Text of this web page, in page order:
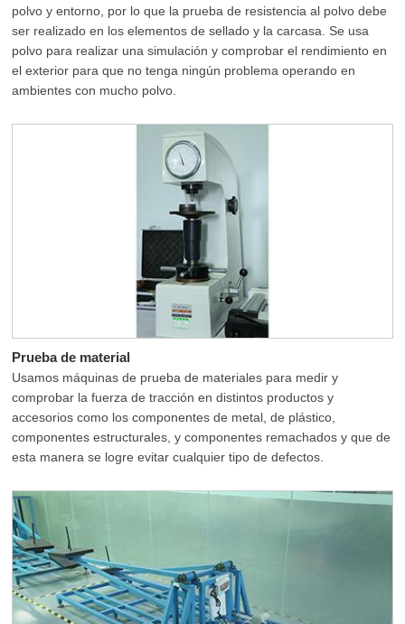
polvo y entorno, por lo que la prueba de resistencia al polvo debe
ser realizado en los elementos de sellado y la carcasa. Se usa
polvo para realizar una simulación y comprobar el rendimiento en
el exterior para que no tenga ningún problema operando en
ambientes con mucho polvo.
Prueba de material
Usamos máquinas de prueba de materiales para medir y
comprobar la fuerza de tracción en distintos productos y
accesorios como los componentes de metal, de plástico,
componentes estructurales, y componentes remachados y que de
esta manera se logre evitar cualquier tipo de defectos.